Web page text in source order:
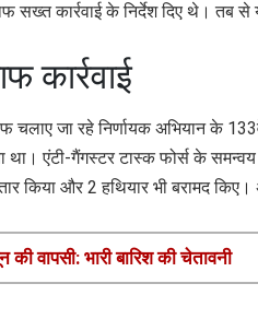
सख्त कार्रवाई के निर्देश दिए थे। तब से
कार्रवाई
जा रहे निर्णायक अभियान के
एंटी-गैंगस्टर टास्क फोर्स के
किया और 2 हथियार भी बरामद
वापसी: भारी बारिश की चेतावनी